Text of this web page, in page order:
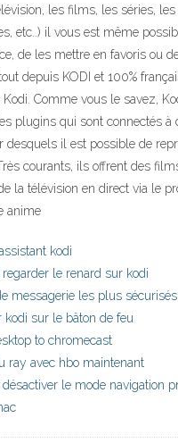
les films, les séries,
etc..) il vous est même
de les mettre en favoris ou
depuis KODI et 100%
Kodi. Comme vous le savez,
plugins qui sont connectés à
desquels il est possible de
courants, ils offrent des
la télévision en direct via le
anime
kodi
le renard sur kodi
messagerie les plus sécurisés
kodi sur le bâton de feu
to chromecast
ray avec hbo maintenant
le mode navigation